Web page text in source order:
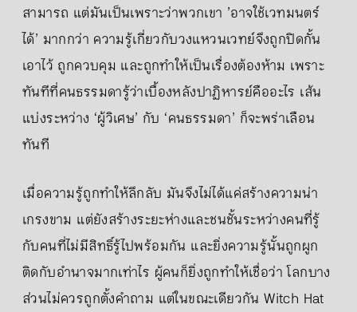
สามารถ แต่มันเป็นเพราะว่าพวกเขา ’อาจใช้เวทมนตร์
ได้’ มากกว่า ความรู้เกี่ยวกับวงแหวนเวทย์จึงถูกปิดกั้น
เอาไว้ ถูกควบคุม และถูกทำให้เป็นเรื่องต้องห้าม เพราะ
ทันทีที่คนธรรมดารู้ว่าเบื้องหลังปาฏิหารย์คืออะไร เส้น
แบ่งระหว่าง ‘ผู้วิเศษ’ กับ ‘คนธรรมดา’ ก็จะพร่าเลือน
ทันที
เมื่อความรู้ถูกทำให้ลึกลับ มันจึงไม่ได้แค่สร้างความน่า
เกรงขาม แต่ยังสร้างระยะห่างและชนชั้นระหว่างคนที่รู้
กับคนที่ไม่มีสิทธิ์รู้ไปพร้อมกัน และยิ่งความรู้นั้นถูกผูก
ติดกับอำนาจมากเท่าไร ผู้คนก็ยิ่งถูกทำให้เชื่อว่า โลกบาง
ส่วนไม่ควรถูกตั้งคำถาม แต่ในขณะเดียวกัน Witch Hat